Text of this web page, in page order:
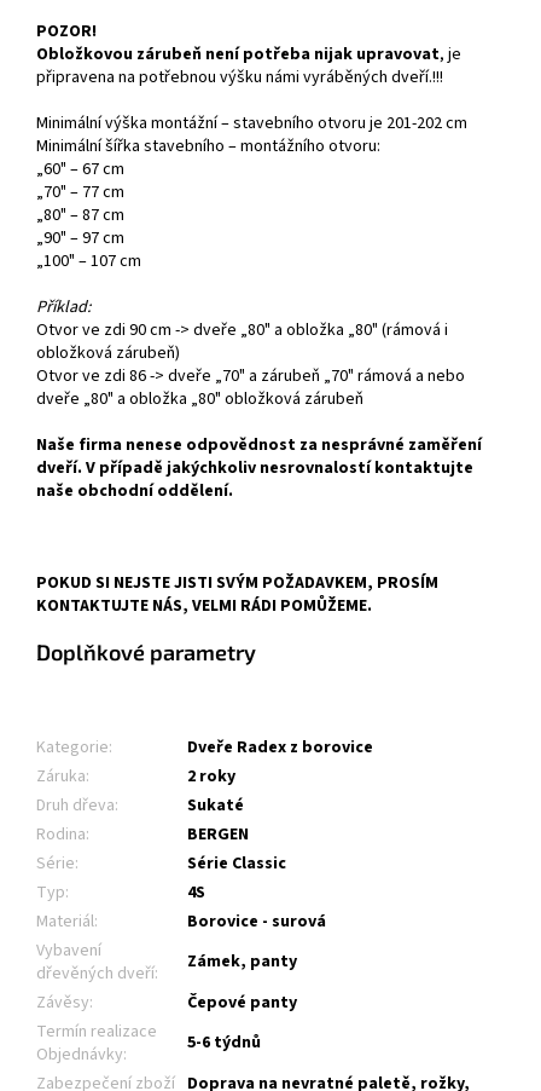
POZOR!
Obložkovou zárubeň není potřeba nijak upravovat, je
připravena na potřebnou výšku námi vyráběných dveří.!!!
Minimální výška montážní – stavebního otvoru je 201-202 cm
Minimální šířka stavebního – montážního otvoru:
„60" – 67 cm
„70" – 77 cm
„80" – 87 cm
„90" – 97 cm
„100" – 107 cm
Příklad:
Otvor ve zdi 90 cm -> dveře „80" a obložka „80" (rámová i
obložková zárubeň)
Otvor ve zdi 86 -> dveře „70" a zárubeň „70" rámová a nebo
dveře „80" a obložka „80" obložková zárubeň
Naše firma nenese odpovědnost za nesprávné zaměření
dveří. V případě jakýchkoliv nesrovnalostí kontaktujte
naše obchodní oddělení.
POKUD SI NEJSTE JISTI SVÝM POŽADAVKEM, PROSÍM
KONTAKTUJTE NÁS, VELMI RÁDI POMŮŽEME.
Doplňkové parametry
Kategorie:
Dveře Radex z borovice
Záruka:
2 roky
Druh dřeva:
Sukaté
Rodina:
BERGEN
Série:
Série Classic
Typ:
4S
Materiál:
Borovice - surová
Vybavení
dřevěných dveří:
Zámek, panty
Závěsy:
Čepové panty
Termín realizace
Objednávky:
5-6 týdnů
Zabezpečení zboží Doprava na nevratné paletě, rožky,